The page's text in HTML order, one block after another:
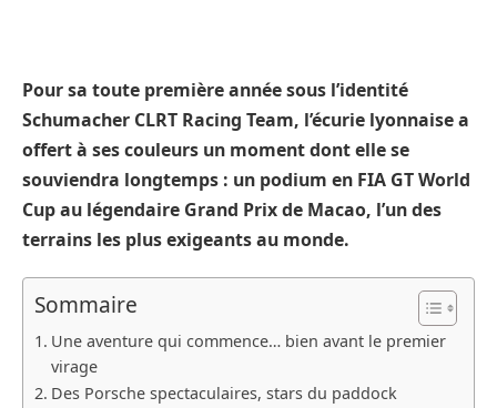
Pour sa toute première année sous l’identité
Schumacher CLRT Racing Team, l’écurie lyonnaise a
offert à ses couleurs un moment dont elle se
souviendra longtemps : un podium en FIA GT World
Cup au légendaire Grand Prix de Macao, l’un des
terrains les plus exigeants au monde.
Sommaire
Une aventure qui commence… bien avant le premier
virage
Des Porsche spectaculaires, stars du paddock